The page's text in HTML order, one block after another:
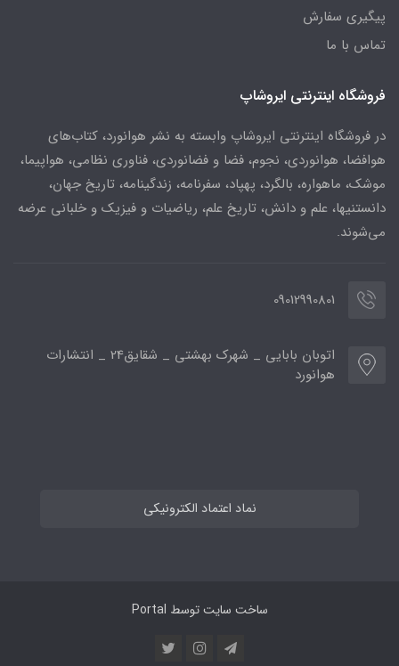
پیگیری سفارش
تماس با ما
فروشگاه اینترنتی ایروشاپ
در فروشگاه اینترنتی ایروشاپ وابسته به نشر هوانورد، کتاب‌های
هوافضا، هوانوردی، نجوم، فضا و فضانوردی، فناوری نظامی، هواپیما،
موشک، ماهواره، بالگرد، پهپاد، سفرنامه، زندگینامه، تاریخ جهان،
دانستنیها، علم و دانش، تاریخ علم، ریاضیات و فیزیک و خلبانی عرضه
می‌شوند.
09012990801
اتوبان بابایی _ شهرک بهشتی _ شقایق24 _ انتشارات
هوانورد
نماد اعتماد الکترونیکی
ساخت سایت توسط Portal